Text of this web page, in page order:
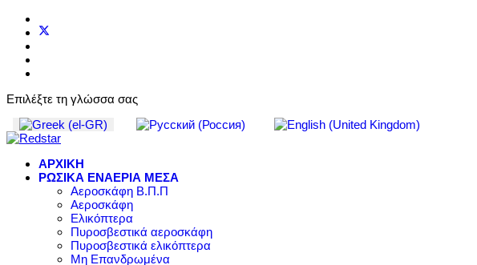
Επιλέξτε τη γλώσσα σας
ΑΡΧΙΚΗ
ΡΩΣΙΚΑ ΕΝΑΕΡΙΑ ΜΕΣΑ
Αεροσκάφη Β.Π.Π
Αεροσκάφη
Ελικόπτερα
Πυροσβεστικά αεροσκάφη
Πυροσβεστικά ελικόπτερα
Μη Επανδρωμένα